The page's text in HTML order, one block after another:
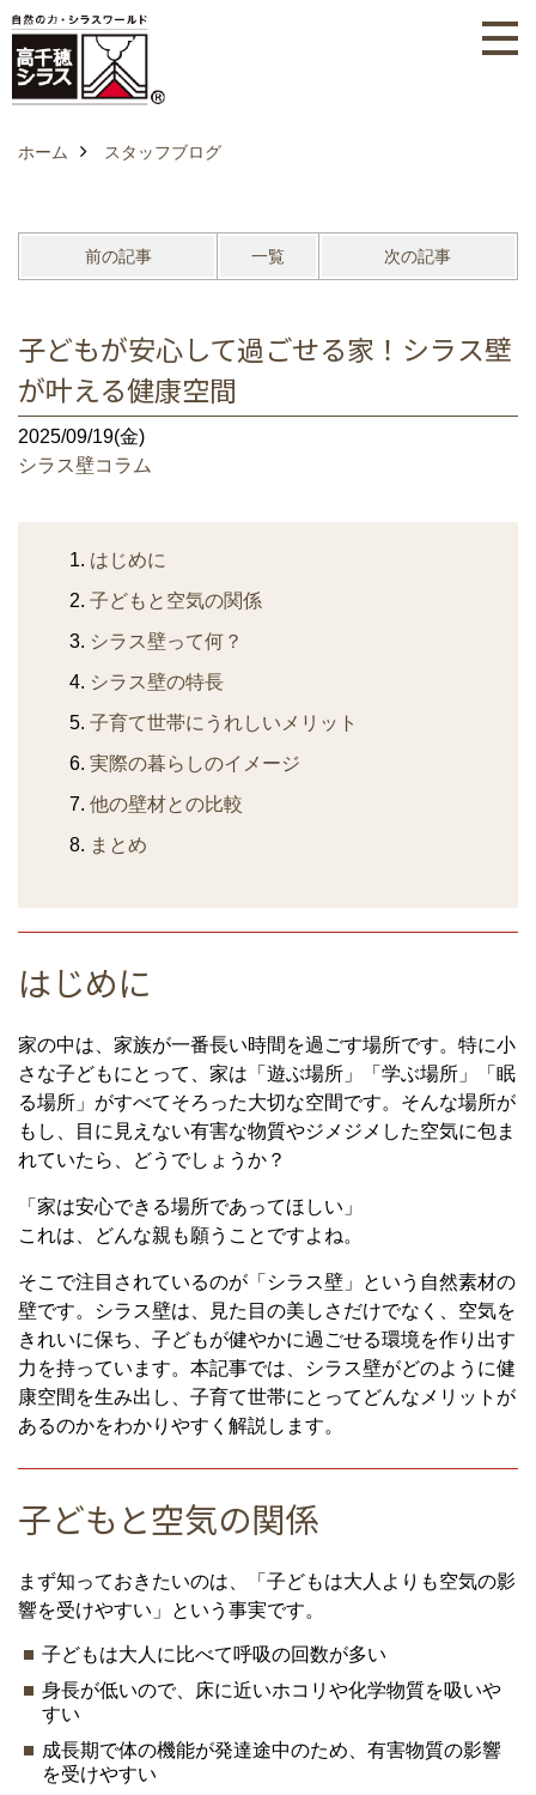
ホーム スタッフブログ
前の記事 一覧 次の記事
子どもが安心して過ごせる家！シラス壁
が叶える健康空間
2025/09/19(金)
シラス壁コラム
はじめに
子どもと空気の関係
シラス壁って何？
シラス壁の特長
子育て世帯にうれしいメリット
実際の暮らしのイメージ
他の壁材との比較
まとめ
はじめに
家の中は、家族が一番長い時間を過ごす場所です。特に小
さな子どもにとって、家は「遊ぶ場所」「学ぶ場所」「眠
る場所」がすべてそろった大切な空間です。そんな場所が
もし、目に見えない有害な物質やジメジメした空気に包ま
れていたら、どうでしょうか？
「家は安心できる場所であってほしい」
これは、どんな親も願うことですよね。
そこで注目されているのが「シラス壁」という自然素材の
壁です。シラス壁は、見た目の美しさだけでなく、空気を
きれいに保ち、子どもが健やかに過ごせる環境を作り出す
力を持っています。本記事では、シラス壁がどのように健
康空間を生み出し、子育て世帯にとってどんなメリットが
あるのかをわかりやすく解説します。
子どもと空気の関係
まず知っておきたいのは、「子どもは大人よりも空気の影
響を受けやすい」という事実です。
子どもは大人に比べて呼吸の回数が多い
身長が低いので、床に近いホコリや化学物質を吸いや
すい
成長期で体の機能が発達途中のため、有害物質の影響
を受けやすい